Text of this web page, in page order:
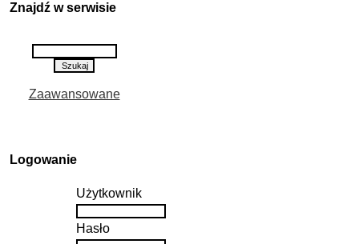
Znajdź w serwisie
Zaawansowane
Logowanie
Użytkownik
Hasło